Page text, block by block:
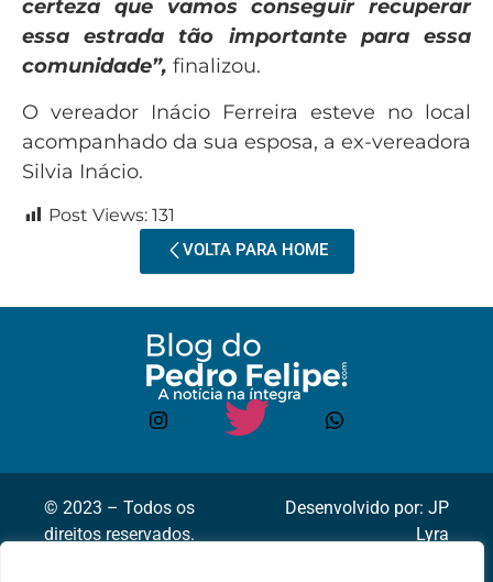
certeza que vamos conseguir recuperar
essa estrada tão importante para essa
comunidade”, finalizou.
O vereador Inácio Ferreira esteve no local
acompanhado da sua esposa, a ex-vereadora
Silvia Inácio.
Post Views: 131
VOLTA PARA HOME
© 2023 – Todos os
direitos reservados.
Desenvolvido por: JP
Lyra